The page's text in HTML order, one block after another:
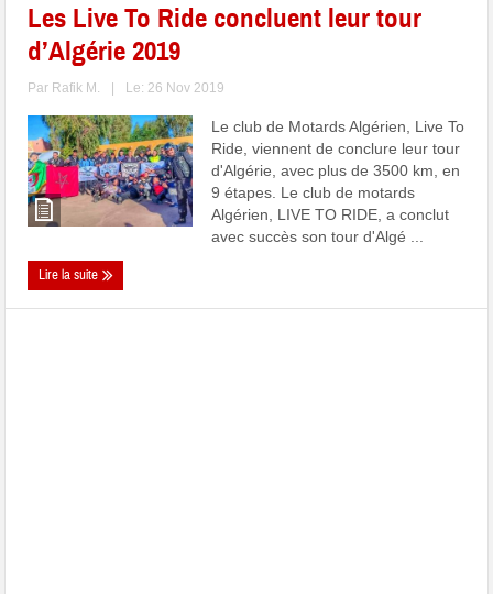
Les Live To Ride concluent leur tour
d’Algérie 2019
Par Rafik M. Le: 26 Nov 2019
Le club de Motards Algérien, Live To
Ride, viennent de conclure leur tour
d'Algérie, avec plus de 3500 km, en
9 étapes. Le club de motards
Algérien, LIVE TO RIDE, a conclut
avec succès son tour d'Algé ...
Lire la suite